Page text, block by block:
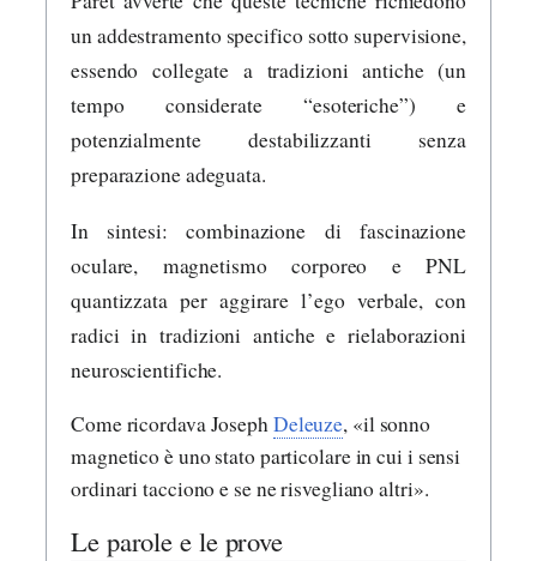
un addestramento specifico sotto supervisione,
essendo collegate a tradizioni antiche (un
tempo considerate “esoteriche”) e
potenzialmente destabilizzanti senza
preparazione adeguata.
In sintesi: combinazione di fascinazione
oculare, magnetismo corporeo e PNL
quantizzata per aggirare l’ego verbale, con
radici in tradizioni antiche e rielaborazioni
neuroscientifiche.
Come ricordava JosephDeleuze, «il sonno
magnetico è uno stato particolare in cui i sensi
ordinari tacciono e se ne risvegliano altri».
Le parole e le prove